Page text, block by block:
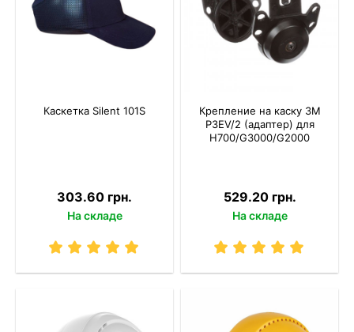
Каскетка Silent 101S
303.60 грн.
На складе
Крепление на каску 3M
P3EV/2 (адаптер) для
Н700/G3000/G2000
529.20 грн.
На складе